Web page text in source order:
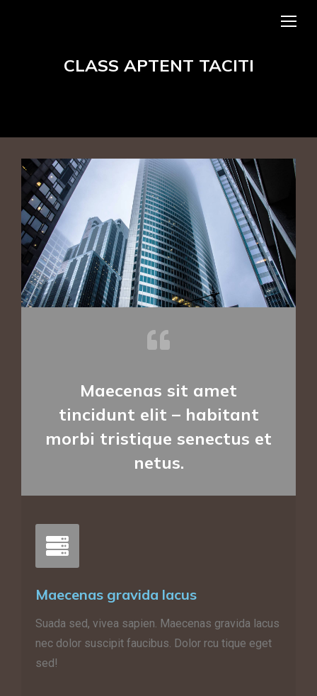
CLASS APTENT TACITI
Maecenas sit amet
tincidunt elit – habitant
morbi tristique senectus et
netus.
Maecenas gravida lacus
Suada sed, vivea sapien. Maecenas gravida lacus
nec dolor suscipit faucibus. Dolor rcu tique eget
sed!